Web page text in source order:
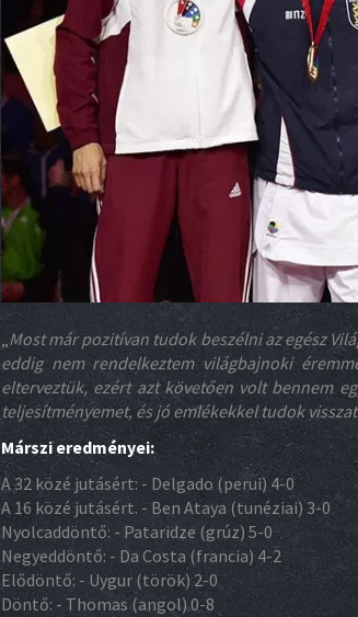
„Most már pozitívan tudok beszélni az egész
eddig nem rendelkeztem világbajnoki
elterveztük, ezért azt követően volt bennem
teljesítményemet, és jó emlékekkel tudok
Márszi eredményei:
A 32 közé jutásért: - Delgado (perui) 4-0
A 16 közé jutásért. - Ben Ataya (tunéziai) 3-0
Nyolcaddöntő: - Pataridze (grúz) 5-0
Negyeddöntő: - Da Costa (francia) 4-2
Elődöntő: - Uygur (török) 2-0
Döntő: - Thomas (angol) 0-8